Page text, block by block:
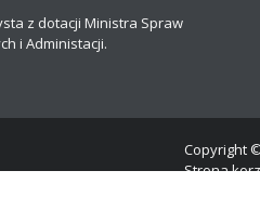
z dotacji Ministra Spraw
i Administacji.
Copyright
Strona